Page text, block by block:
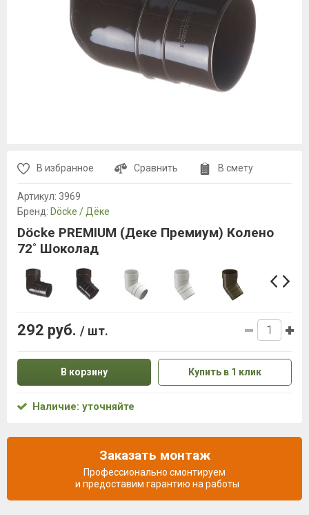
В избранное Сравнить В смету
Артикул: 3969
Бренд: Döcke / Дёке
Döcke PREMIUM (Деке Премиум) Колено
72˚ Шоколад
292 руб. / шт.
В корзину Купить в 1 клик
Наличие: уточняйте
Заказать монтаж
Профессионально смонтируем
и предоставим гарантию на работы